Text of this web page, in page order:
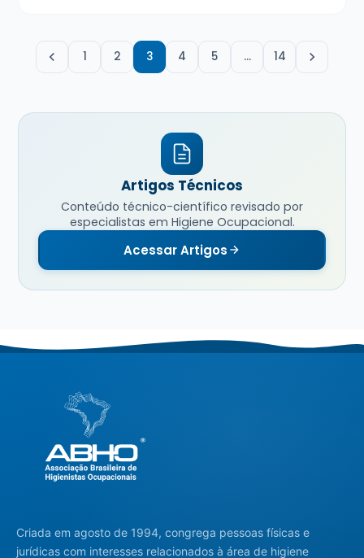
1 2 3 4 5 … 14
Artigos Técnicos
Conteúdo técnico-científico revisado por
especialistas em Higiene Ocupacional.
Acessar Artigos
Criada em agosto de 1994, congrega pessoas físicas e
jurídicas com interesses relacionados à área de higiene